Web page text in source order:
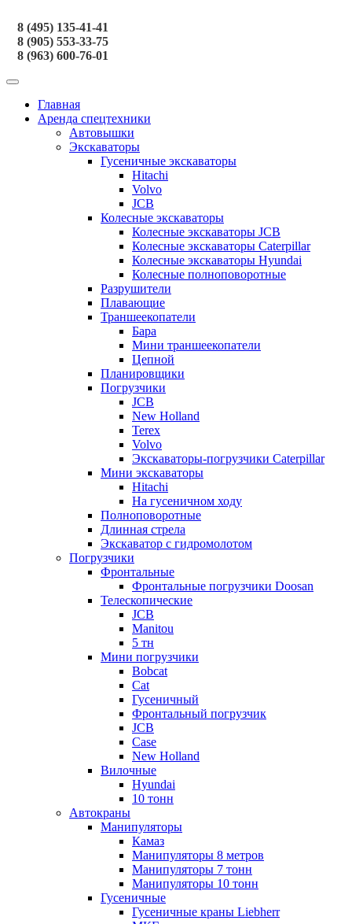
8 (495) 135-41-41
8 (905) 553-33-75
8 (963) 600-76-01
Главная
Аренда спецтехники
Автовышки
Экскаваторы
Гусеничные экскаваторы
Hitachi
Volvo
JCB
Колесные экскаваторы
Колесные экскаваторы JCB
Колесные экскаваторы Caterpillar
Колесные экскаваторы Hyundai
Колесные полноповоротные
Разрушители
Плавающие
Траншеекопатели
Бара
Мини траншеекопатели
Цепной
Планировщики
Погрузчики
JCB
New Holland
Terex
Volvo
Экскаваторы-погрузчики Caterpillar
Мини экскаваторы
Hitachi
На гусеничном ходу
Полноповоротные
Длинная стрела
Экскаватор с гидромолотом
Погрузчики
Фронтальные
Фронтальные погрузчики Doosan
Телескопические
JCB
Manitou
5 тн
Мини погрузчики
Bobcat
Cat
Гусеничный
Фронтальный погрузчик
JCB
Case
New Holland
Вилочные
Hyundai
10 тонн
Автокраны
Манипуляторы
Камаз
Манипуляторы 8 метров
Манипуляторы 7 тонн
Манипуляторы 10 тонн
Гусеничные
Гусеничные краны Liebherr